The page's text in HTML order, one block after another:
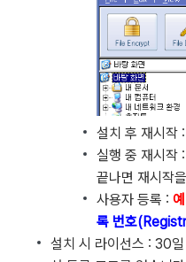
설치 후 재시작
실행 중 재시작
끝나면 재시작
사용자 등록 : 예
록 번호
설치 시 라이선스 : 30